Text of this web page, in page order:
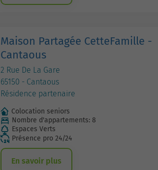
Maison Partagée CetteFamille -
Cantaous
2 Rue De La Gare
65150 - Cantaous
Résidence partenaire
Colocation seniors
Nombre d'appartements: 8
Espaces Verts
Présence pro 24/24
En savoir plus